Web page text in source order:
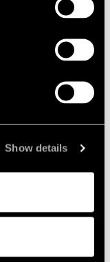
Show details